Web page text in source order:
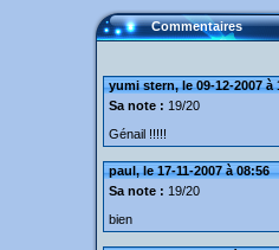
Commentaires
yumi stern, le 09-12-2007 à
Sa note : 19/20
Génail !!!!!
paul, le 17-11-2007 à 08:56
Sa note : 19/20
bien